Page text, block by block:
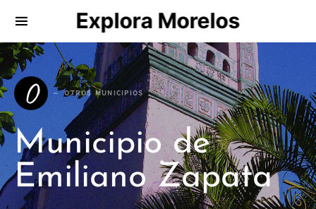
Explora Morelos
Search for:
O OTROS MUNICIPIOS
Municipio de
Emiliano Zapata